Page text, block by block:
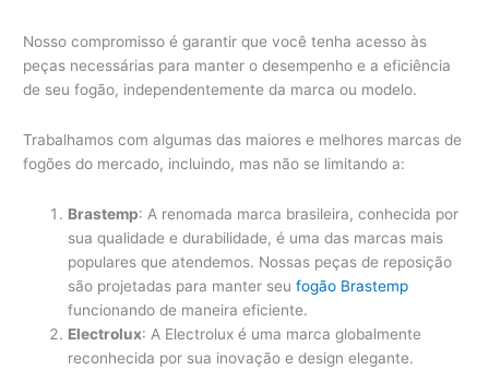
Nosso compromisso é garantir que você tenha acesso às
peças necessárias para manter o desempenho e a eficiência
de seu fogão, independentemente da marca ou modelo.
Trabalhamos com algumas das maiores e melhores marcas de
fogões do mercado, incluindo, mas não se limitando a:
Brastemp: A renomada marca brasileira, conhecida por
sua qualidade e durabilidade, é uma das marcas mais
populares que atendemos. Nossas peças de reposição
são projetadas para manter seufogão Brastemp
funcionando de maneira eficiente.
Electrolux: A Electrolux é uma marca globalmente
reconhecida por sua inovação e design elegante.